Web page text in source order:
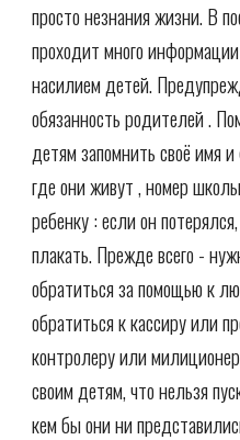
просто незнания жизни. В
проходит много
насилием детей.
обязанность родителей .
детям запомнить своё имя
где они живут , номер
ребенку : если он
плакать. Прежде всего -
обратиться за помощью к
обратиться к кассиру или
контролеру или
своим детям, что нельзя
кем бы они ни